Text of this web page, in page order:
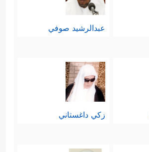
عبدالرشيد صوفي
زكي داغستاني